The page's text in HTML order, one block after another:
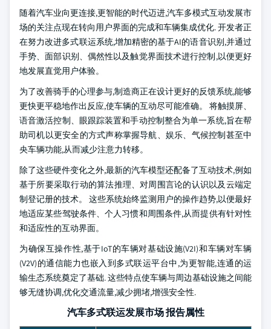
随着汽车业向更连接,更智能的时代迈进,汽车多模式互动发展市
场的关注点现在转向用户界面的完成和车辆集成优化. 开发者正
在努力改进多式联运系统,增加精密的基于AI的语音识别,并通过
手势、面部识别、偶然性以及触觉界面技术进行控制,以便更好
地发展直觉用户体验。
为了改善骑手的心理参与,制造商正在设计更好的反馈系统,能够
更快更平稳地作出反应,使车辆的互动尽可能准确。 将触摸屏、
语音激活控制、眼跟踪装置和手动控制整合为单一系统,旨在帮
助司机以更安全的方式声称掌握导航、娱乐、气候控制甚至中
央车辆功能,从而减少注意力转移。
除了这些硬件变化之外,最新的汽车模型还配备了互动技术,例如
基于所要采取行动的算法推理、对周围言论的认识以及云端定
制登记册的技术。 这些系统始终监测用户的操作趋势,以便最好
地适应某些驾驶条件、个人习惯和周围条件,从而提供有针对性
和适应性的互动界面。
为确保互操作性,基于IoT的车辆对基础设施(V2I)和车辆对车辆
(V2V)的通信能力也嵌入到多式联运平台中,为更智能,连通的运
输生态系统奠定了基础. 这些特点使车辆与周边基础设施之间能
够无缝协调,优化交通流量,减少拥堵,增强安全性.
汽车多式联运发展市场 报告属性